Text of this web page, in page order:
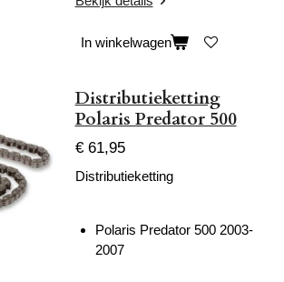
In winkelwagen
Distributieketting
Polaris Predator 500
€ 61,95
Distributieketting
Polaris Predator 500 2003-
2007